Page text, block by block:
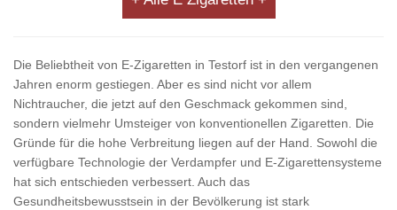
Die Beliebtheit von E-Zigaretten in Testorf ist in den vergangenen
Jahren enorm gestiegen. Aber es sind nicht vor allem
Nichtraucher, die jetzt auf den Geschmack gekommen sind,
sondern vielmehr Umsteiger von konventionellen Zigaretten. Die
Gründe für die hohe Verbreitung liegen auf der Hand. Sowohl die
verfügbare Technologie der Verdampfer und E-Zigarettensysteme
hat sich entschieden verbessert. Auch das
Gesundheitsbewusstsein in der Bevölkerung ist stark